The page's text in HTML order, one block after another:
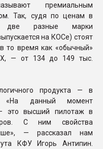
премиальным
Так, судя по ценам в
две разные марки
на КОСе) стоят
то время как «обычный»
— от 134 до 149 тыс.
продукта — в
«На данный момент
это высший пилотаж в
С ним свойства
— рассказал нам
КФУ Игорь Антипин.